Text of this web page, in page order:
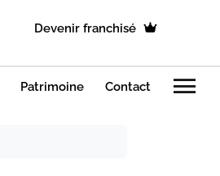
Devenir franchisé
Patrimoine Contact menu